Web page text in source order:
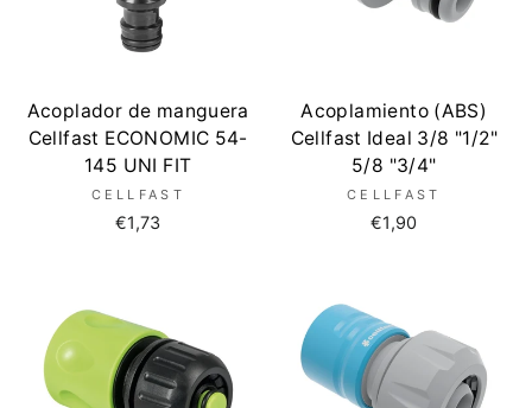
Acoplador de manguera
Cellfast ECONOMIC 54-
145 UNI FIT
CELLFAST
€1,73
Acoplamiento (ABS)
Cellfast Ideal 3/8 "1/2"
5/8 "3/4"
CELLFAST
€1,90